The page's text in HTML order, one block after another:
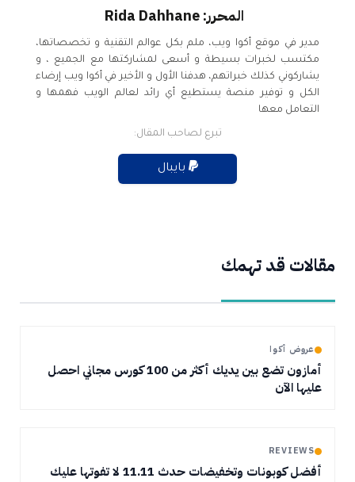
المحرر: Rida Dahhane
مدير في موقع أكوا ويب، ملم بكل عوالم التقنية و تخصصاتها،
مكتسب لخبرات بسيطة و أسعى لمشاركتها مع الجميع ، و
يشاركوني كذلك خبراتهم، هدفنا الأول و الأخير في أكوا ويب إرضاء
الكل و توفير منصة يستطيع أي رائد لعالم الويب فهمها و
التعامل معها
تبرع لصاحب المقال:
مقالات قد تهمك
عروض أكوا
أمازون تضع بين يديك أكثر من 100 كورس مجاني احصل
عليها الآن
REVIEWS
أفضل كوبونات وتخفيضات حدث 11.11 لا تفوتها عليك